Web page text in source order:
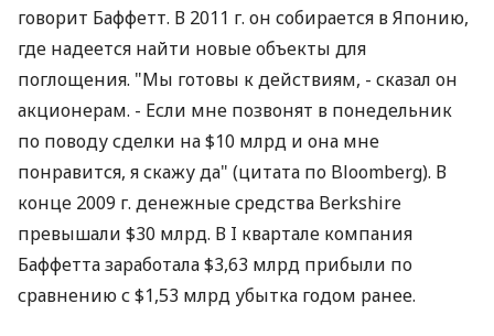
говорит Баффетт. В 2011 г. он собирается в Японию,
где надеется найти новые объекты для
поглощения. "Мы готовы к действиям, - сказал он
акционерам. - Если мне позвонят в понедельник
по поводу сделки на $10 млрд и она мне
понравится, я скажу да" (цитата по Bloomberg). В
конце 2009 г. денежные средства Berkshire
превышали $30 млрд. В I квартале компания
Баффетта заработала $3,63 млрд прибыли по
сравнению с $1,53 млрд убытка годом ранее.